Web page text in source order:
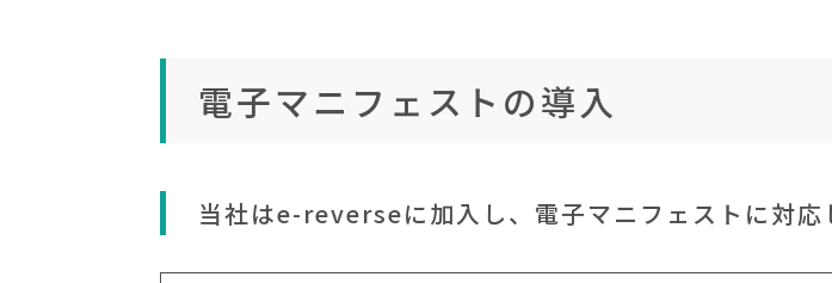
電子マニフェストの導入
当社はe-reverseに加入し、電子マニフェストに対応